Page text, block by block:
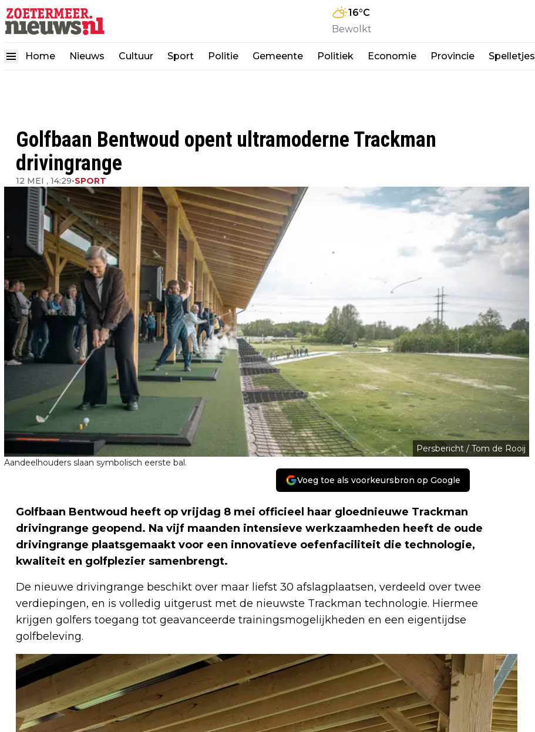
16°C
Bewolkt
Home Nieuws Cultuur Sport Politie Gemeente Politiek Economie Provincie Spelletjes
Golfbaan Bentwoud opent ultramoderne Trackman
drivingrange
12 MEI , 14:29•SPORT
Persbericht / Tom de Rooij
Aandeelhouders slaan symbolisch eerste bal.
Voeg toe als voorkeursbron op Google
Golfbaan Bentwoud heeft op vrijdag 8 mei officieel haar gloednieuwe Trackman
drivingrange geopend. Na vijf maanden intensieve werkzaamheden heeft de oude
drivingrange plaatsgemaakt voor een innovatieve oefenfaciliteit die technologie,
kwaliteit en golfplezier samenbrengt.
De nieuwe drivingrange beschikt over maar liefst 30 afslagplaatsen, verdeeld over twee
verdiepingen, en is volledig uitgerust met de nieuwste Trackman technologie. Hiermee
krijgen golfers toegang tot geavanceerde trainingsmogelijkheden en een eigentijdse
golfbeleving.